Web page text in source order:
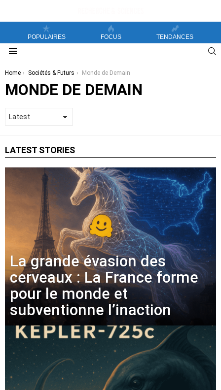
POPULAIRES FOCUS TENDANCES
You are here:
Home Sociétés & Futurs Monde de Demain
MONDE DE DEMAIN
LATEST STORIES
La grande évasion des
cerveaux : La France forme
pour le monde et
subventionne l’inaction